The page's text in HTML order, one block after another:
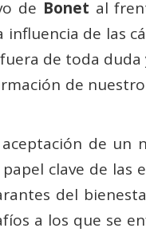
de Bonet al
de las
de toda
de
de un
clave de las
del
a los que se